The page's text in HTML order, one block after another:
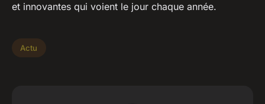
et innovantes qui voient le jour chaque année.
Actu